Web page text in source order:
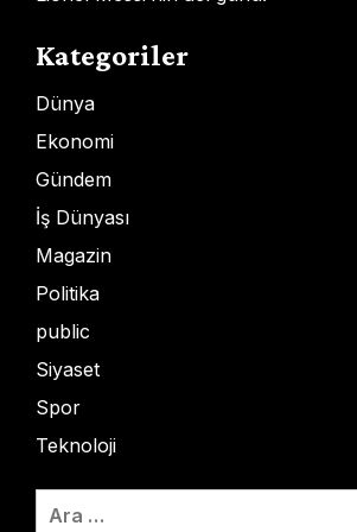
Kategoriler
Dünya
Ekonomi
Gündem
İş Dünyası
Magazin
Politika
public
Siyaset
Spor
Teknoloji
Arama: